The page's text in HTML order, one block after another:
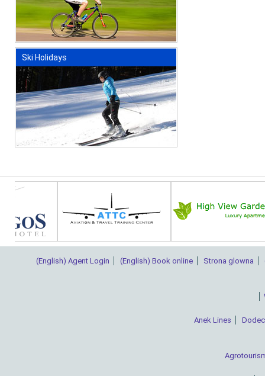
Ski Holidays
(English) Agent Login (English) Book online Strona glowna
Anek Lines